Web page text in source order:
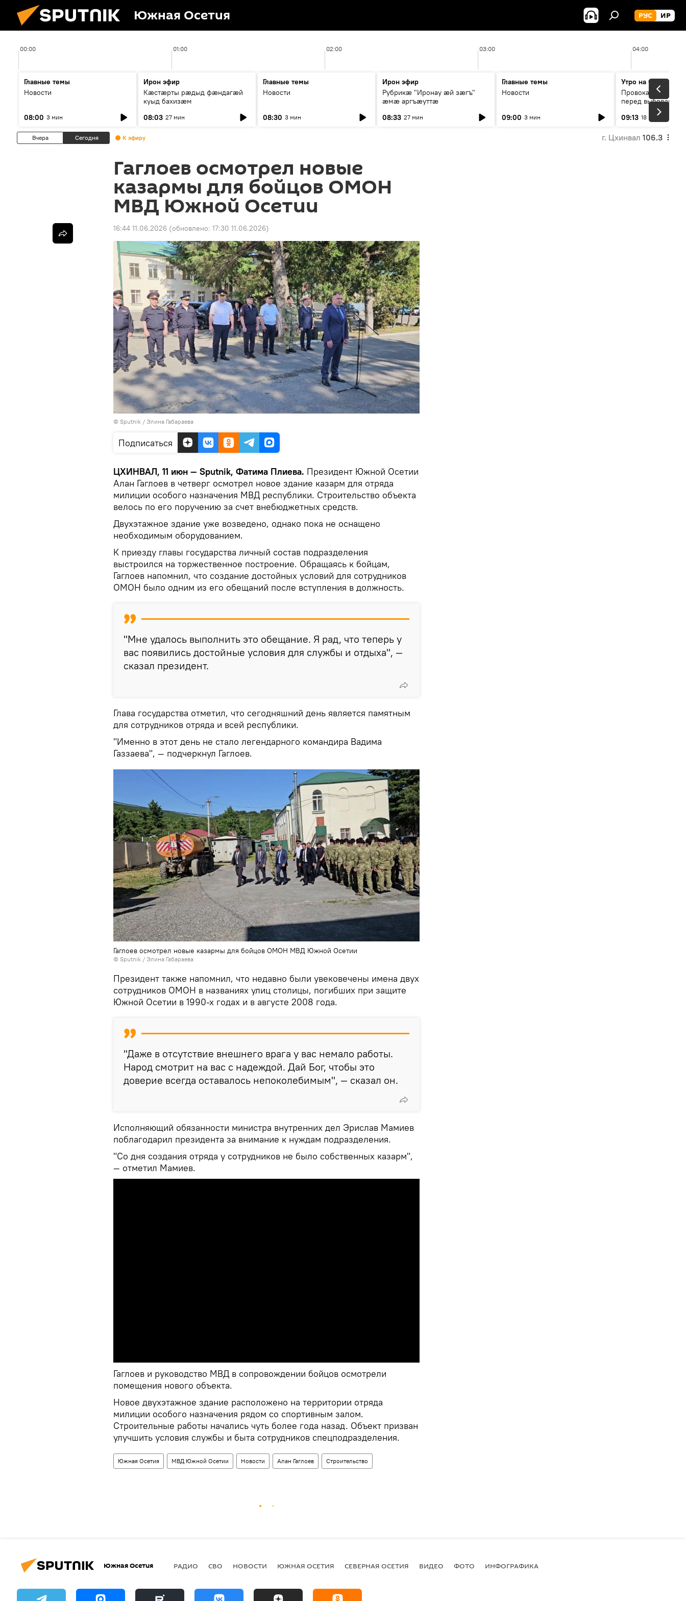
Южная Осетия РУС ИР
00:00 01:00 02:00 03:00 04:00
Главные темы
Новости
08:00 3 мин
Ирон эфир
Кæстæрты рæдыд фæндагæй
куыд бахизæм
08:03 27 мин
Главные темы
Новости
08:30 3 мин
Ирон эфир
Рубрикæ "Иронау ӕй зӕгъ"
ӕмӕ аргъӕуттӕ
08:33 27 мин
Главные темы
Новости
09:00 3 мин
Утро на Спутнике
Провокации со
перед выборами в
09:13 18 мин
Вчера Сегодня К эфиру г. Цхинвал 106.3
Гаглоев осмотрел новые
казармы для бойцов ОМОН
МВД Южной Осетии
16:44 11.06.2026 (обновлено: 17:30 11.06.2026)
© Sputnik / Элина Габараева
Подписаться
ЦХИНВАЛ, 11 июн — Sputnik, Фатима Плиева. Президент Южной Осетии
Алан Гаглоев в четверг осмотрел новое здание казарм для отряда
милиции особого назначения МВД республики. Строительство объекта
велось по его поручению за счет внебюджетных средств.
Двухэтажное здание уже возведено, однако пока не оснащено
необходимым оборудованием.
К приезду главы государства личный состав подразделения
выстроился на торжественное построение. Обращаясь к бойцам,
Гаглоев напомнил, что создание достойных условий для сотрудников
ОМОН было одним из его обещаний после вступления в должность.
"Мне удалось выполнить это обещание. Я рад, что теперь у
вас появились достойные условия для службы и отдыха", —
сказал президент.
Глава государства отметил, что сегодняшний день является памятным
для сотрудников отряда и всей республики.
"Именно в этот день не стало легендарного командира Вадима
Газзаева", — подчеркнул Гаглоев.
Гаглоев осмотрел новые казармы для бойцов ОМОН МВД Южной Осетии
© Sputnik / Элина Габараева
Президент также напомнил, что недавно были увековечены имена двух
сотрудников ОМОН в названиях улиц столицы, погибших при защите
Южной Осетии в 1990-х годах и в августе 2008 года.
"Даже в отсутствие внешнего врага у вас немало работы.
Народ смотрит на вас с надеждой. Дай Бог, чтобы это
доверие всегда оставалось непоколебимым", — сказал он.
Исполняющий обязанности министра внутренних дел Эрислав Мамиев
поблагодарил президента за внимание к нуждам подразделения.
"Со дня создания отряда у сотрудников не было собственных казарм",
— отметил Мамиев.
Гаглоев и руководство МВД в сопровождении бойцов осмотрели
помещения нового объекта.
Новое двухэтажное здание расположено на территории отряда
милиции особого назначения рядом со спортивным залом.
Строительные работы начались чуть более года назад. Объект призван
улучшить условия службы и быта сотрудников спецподразделения.
Южная Осетия МВД Южной Осетии Новости Алан Гаглоев Строительство
Южная Осетия РАДИО СВО НОВОСТИ ЮЖНАЯ ОСЕТИЯ СЕВЕРНАЯ ОСЕТИЯ ВИДЕО ФОТО ИНФОГРАФИКА